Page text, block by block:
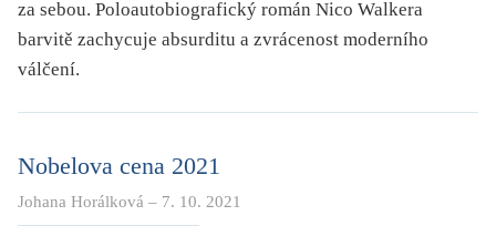
za sebou. Poloautobiografický román Nico Walkera
barvitě zachycuje absurditu a zvrácenost moderního
válčení.
Nobelova cena 2021
Johana Horálková – 7. 10. 2021